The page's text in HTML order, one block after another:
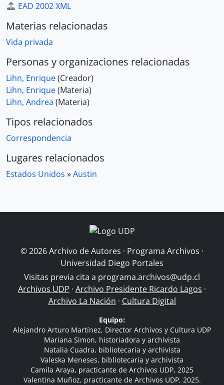
EAD 2002 XML
Materias relacionadas
Vida privada
Personas y organizaciones relacionadas
Lihn, Enrique(Creador)
Lihn, Enrique(Materia)
Lihn, Andrea (Materia)
Tipos relacionados
Correspondencia
Lugares relacionados
Estados Unidos »Austin
© 2026 Archivo de Autores · Programa Archivos ·
Universidad Diego Portales
Visitas previa cita a programa.archivos@udp.cl
Archivos UDP · Archivo Presidente Ricardo Lagos ·
Archivo La Nación · Cultura Digital
Equipo:
Alejandro Arturo Martínez, Director Archivos y Cultura UDP
Mariana Simon, historiadora y archivista
Natalia Cuadra, bibliotecaria y archivista
Valeska Meneses, bibliotecaria y archivista
Camila Araya, practicante de Archivos UDP, 2025
Valentina Muñoz, practicante de Archivos UDP, 2025.